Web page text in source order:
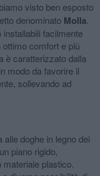
visto ben esposto
denominato Molla.
installabili facilmente
comfort e più
è caratterizzato dalla
modo da favorire il
sollevando ad
doghe in legno dei
piano rigido,
plastico.